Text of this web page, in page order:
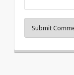
Submit